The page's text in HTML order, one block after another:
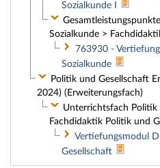
Sozialkunde I
Sozialkunde >
763930 -
Sozialkunde
Politik und Gesellschaft
2024) (Erweiterungsfach)
Unterrichtsfach Politik
Fachdidaktik Politik und
Vertiefungsmodul
Gesellschaft